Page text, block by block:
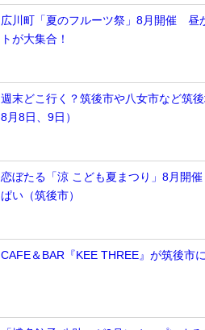
広川町「夏のフルーツ祭」8月開催 昼
トが大集合！
週末どこ行く？筑後市や八女市など筑
8月8日、9日）
恋ぼたる「涼 こども夏まつり」8月開
ぱい（筑後市）
CAFE＆BAR『KEE THREE』が筑後市